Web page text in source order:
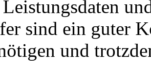
sind ein guter
und